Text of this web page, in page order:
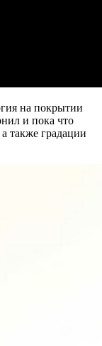
на покрытии
и пока что
также градации